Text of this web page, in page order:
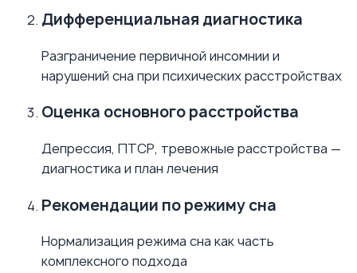
Дифференциальная диагностика
Разграничение первичной инсомнии и
нарушений сна при психических расстройствах
Оценка основного расстройства
Депрессия, ПТСР, тревожные расстройства —
диагностика и план лечения
Рекомендации по режиму сна
Нормализация режима сна как часть
комплексного подхода